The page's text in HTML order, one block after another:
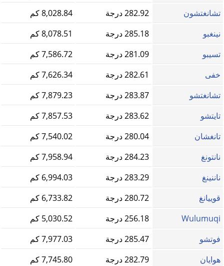
تشانغتشون
282.92 درجة
8,028.84 كم
نينغبو
285.18 درجة
8,078.51 كم
تسيبو
281.09 درجة
7,586.72 كم
خفى
282.61 درجة
7,626.34 كم
تشانغتشو
283.87 درجة
7,879.23 كم
تايتشو
283.62 درجة
7,857.53 كم
تانغشان
280.04 درجة
7,540.02 كم
نانتونغ
284.23 درجة
7,958.94 كم
ناننينغ
283.29 درجة
6,994.03 كم
قوييانغ
280.72 درجة
6,733.82 كم
Wulumuqi
256.18 درجة
5,030.52 كم
فوتشو
285.47 درجة
7,977.03 كم
هوايان
282.79 درجة
7,745.80 كم